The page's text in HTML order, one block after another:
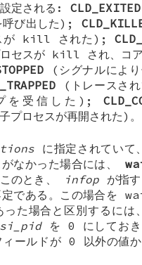
設定される:CLD_EXITED
び出した);
スが kill された);
ロセスが kill され、コ
(シグナルによ
(トレースされ
を受信した);
プロセスが再開された)。
に指定されてい
なかった場合には、
のとき、
infop が指す
定である。この場合を
った場合と区別するには
si_pidを 0 にしておき
ィールドが 0 以外の値